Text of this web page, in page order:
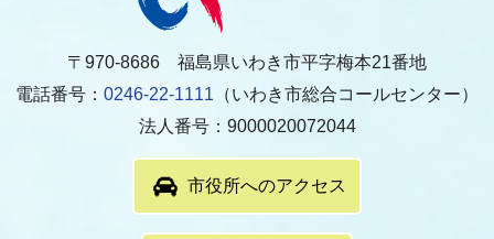
〒970-8686 福島県いわき市平字梅本21番地
電話番号： 0246-22-1111 （いわき市総合コールセンター）
法人番号：9000020072044
市役所へのアクセス